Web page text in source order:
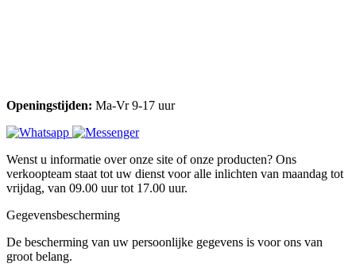
Openingstijden: Ma-Vr 9-17 uur
Wenst u informatie over onze site of onze producten? Ons
verkoopteam staat tot uw dienst voor alle inlichten van maandag tot
vrijdag, van 09.00 uur tot 17.00 uur.
Gegevensbescherming
De bescherming van uw persoonlijke gegevens is voor ons van
groot belang.